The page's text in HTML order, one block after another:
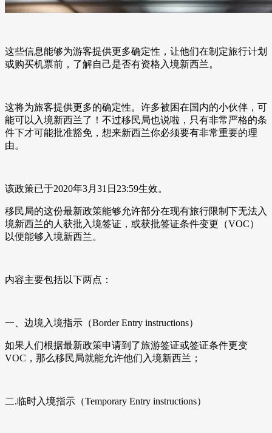
这些信息能够为游客提供更多确定性，让他们在制定旅行计划
或购买机票前，了解自己是否有资格入境新西兰。
这将为旅客提供更多的确定性。许多被困在国内的小伙伴，可
能可以入境新西兰了！不过移民局也说啦，只有非常严格的条
件下才可能批准豁免，想来新西兰你必须要有非常重要的理
由。
该政策已于2020年3月31日23:59生效。
移民局的这份最新政策能够允许部分在现有旅行限制下无法入
境新西兰的人获批入境签证，或获批签证条件变更（VOC）
以便能够入境新西兰。
内容主要包括以下两点：
一、边境入境指示（Border Entry instructions）
如果人们根据最新政策申请到了旅游签证或签证条件更变
VOC，那么移民局就能允许他们入境新西兰；
二.临时入境指示（Temporary Entry instructions）